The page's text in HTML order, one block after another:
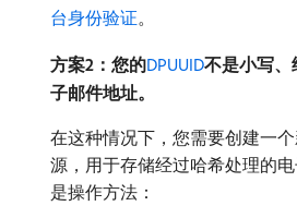
台身份验证。
方案2：您的DPUUID不是小写、
子邮件地址。
在这种情况下，您需要创建一
源，用于存储经过哈希处理的
是操作方法：